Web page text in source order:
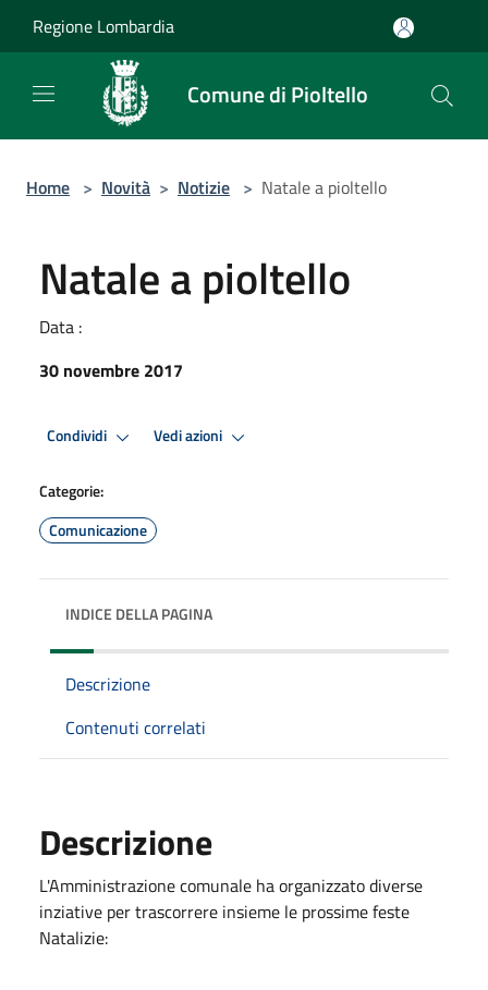
Regione Lombardia
Comune di Pioltello
Home > Novità > Notizie > Natale a pioltello
Natale a pioltello
Data :
30 novembre 2017
Condividi Vedi azioni
Categorie:
Comunicazione
INDICE DELLA PAGINA
Descrizione
Contenuti correlati
Descrizione
L'Amministrazione comunale ha organizzato diverse
inziative per trascorrere insieme le prossime feste
Natalizie: